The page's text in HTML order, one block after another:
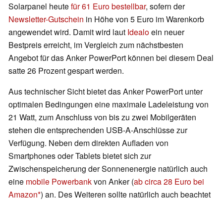
Solarpanel heutefür 61 Euro bestellbar, sofern der
Newsletter-Gutschein in Höhe von 5 Euro im Warenkorb
angewendet wird. Damit wird laut Idealoein neuer
Bestpreis erreicht, im Vergleich zum nächstbesten
Angebot für das Anker PowerPort können bei diesem Deal
satte 26 Prozent gespart werden.
Aus technischer Sicht bietet das Anker PowerPort unter
optimalen Bedingungen eine maximale Ladeleistung von
21 Watt, zum Anschluss von bis zu zwei Mobilgeräten
stehen die entsprechenden USB-A-Anschlüsse zur
Verfügung. Neben dem direkten Aufladen von
Smartphones oder Tablets bietet sich zur
Zwischenspeicherung der Sonnenenergie natürlich auch
eine mobile Powerbankvon Anker (ab circa 28 Euro bei
Amazon ) an. Des Weiteren sollte natürlich auch beachtet